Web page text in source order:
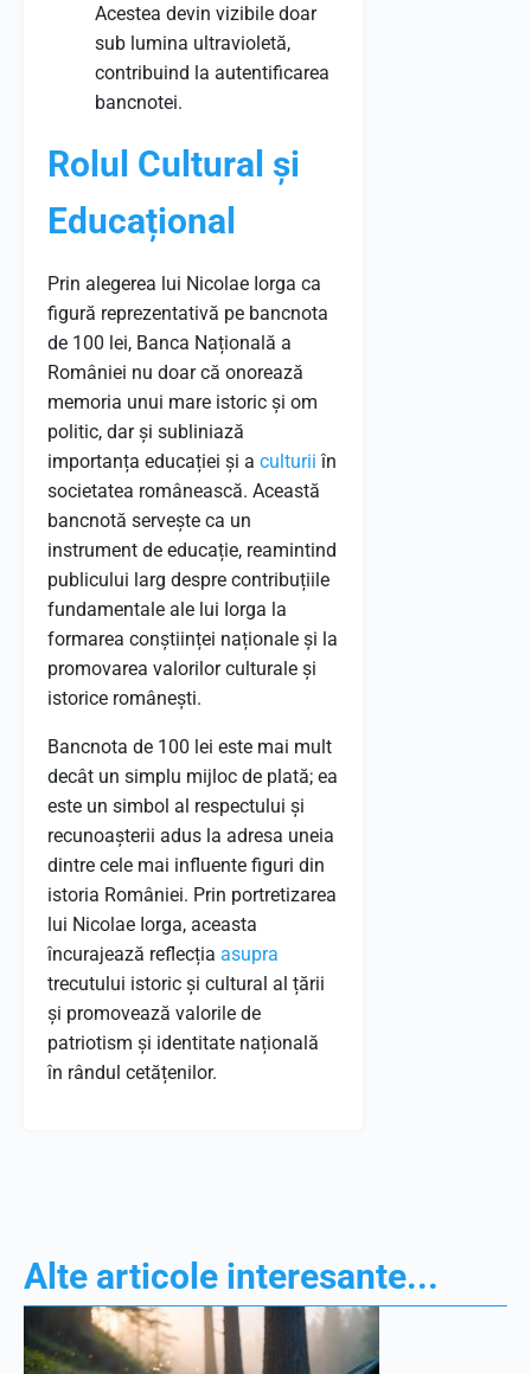
Acestea devin vizibile doar
sub lumina ultravioletă,
contribuind la autentificarea
bancnotei.
Rolul Cultural și
Educațional
Prin alegerea lui Nicolae Iorga ca
figură reprezentativă pe bancnota
de 100 lei, Banca Națională a
României nu doar că onorează
memoria unui mare istoric și om
politic, dar și subliniază
importanța educației și a culturii în
societatea românească. Această
bancnotă servește ca un
instrument de educație, reamintind
publicului larg despre contribuțiile
fundamentale ale lui Iorga la
formarea conștiinței naționale și la
promovarea valorilor culturale și
istorice românești.
Bancnota de 100 lei este mai mult
decât un simplu mijloc de plată; ea
este un simbol al respectului și
recunoașterii adus la adresa uneia
dintre cele mai influente figuri din
istoria României. Prin portretizarea
lui Nicolae Iorga, aceasta
încurajează reflecția asupra
trecutului istoric și cultural al țării
și promovează valorile de
patriotism și identitate națională
în rândul cetățenilor.
Alte articole interesante...